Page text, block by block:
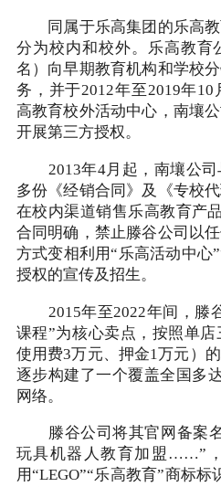
同属于乐高集团的乐高教
分为校内和校外。乐高教育
名）向早期教育机构和学校
务，并于2012年至2019年
高教育校外活动中心，南壤
开展第三方授权。
2013年4月起，南壤公司
多份《经销合同》及《专校
在校内渠道销售乐高教育产
合同明确，禁止滕谷公司以
方式变相利用“乐高活动中心
授权的宣传及招生。
2015年至2022年间，滕
课程”为核心卖点，按照单
使用费3万元、押金1万元）
逐步构建了一个覆盖全国多
网络。
滕谷公司将其官网备案名
玩具机器人教育加盟……”
用“LEGO”“乐高教育”商标